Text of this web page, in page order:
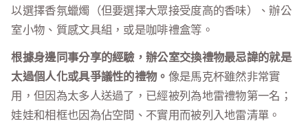
以選擇香氛蠟燭（但要選擇大眾接受度高的香味）、辦公
室小物、質感文具組，或是咖啡禮盒等。
根據身邊同事分享的經驗，辦公室交換禮物最忌諱的就是
太過個人化或具爭議性的禮物。 像是馬克杯雖然非常實
用，但因為太多人送過了，已經被列為地雷禮物第一名；
娃娃和相框也因為佔空間、不實用而被列入地雷清單。